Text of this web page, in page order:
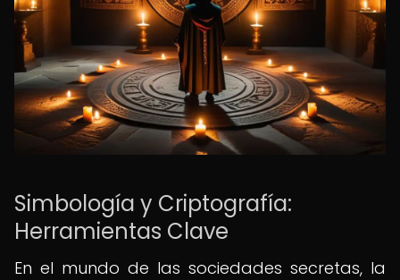
Simbología y Criptografía:
Herramientas Clave
En el mundo de las sociedades secretas, la